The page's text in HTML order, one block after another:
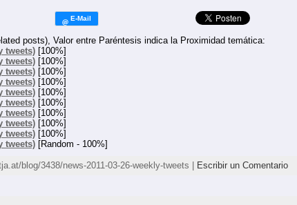
posts), Valor entre Paréntesis indica la Proximidad temática:
tweets)[100%]
tweets)[100%]
tweets)[100%]
tweets)[100%]
tweets)[100%]
tweets)[100%]
tweets)[100%]
tweets)[100%]
tweets)[100%]
tweets)[Random - 100%]
blog/3438/news-2011-03-26-weekly-tweets | Escribir un Comentario